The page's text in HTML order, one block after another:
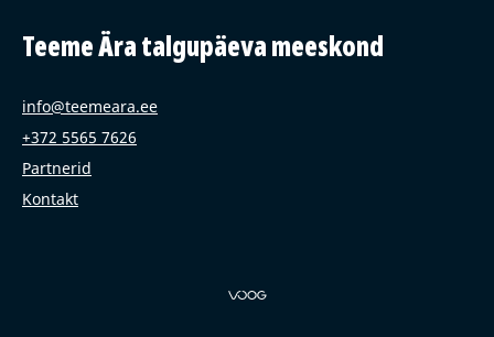
Teeme Ära talgupäeva meeskond
info@teemeara.ee
+372 5565 7626
Partnerid
Kontakt